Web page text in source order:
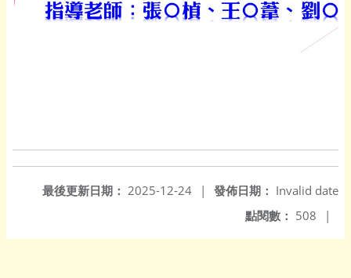
發佈日期： Invalid date
最後更新日期： 2025-12-24
|
點閱數： 508 |